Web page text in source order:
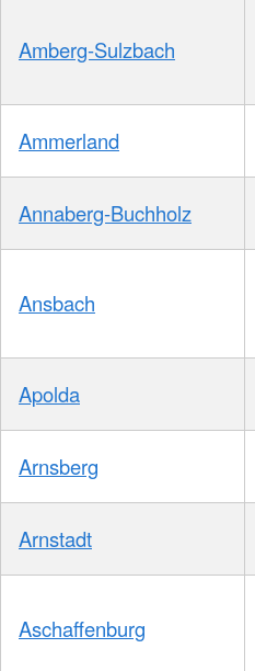
Amberg-Sulzbach
Ammerland
Annaberg-Buchholz
Ansbach
Apolda
Arnsberg
Arnstadt
Aschaffenburg